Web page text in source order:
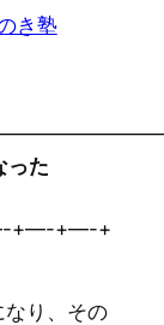
き塾
った
+—-+—-+
り、その